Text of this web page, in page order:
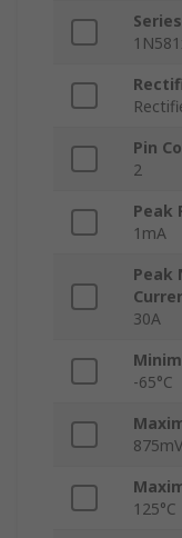
Series
Pin
2
Peak
1mA
Peak
30A
-65°C
875mV
125°C